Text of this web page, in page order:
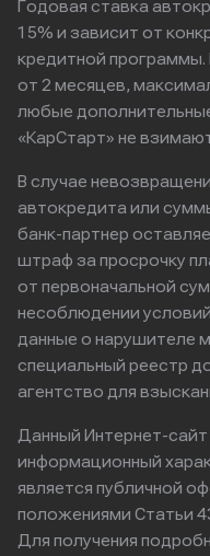
Годовая ставка
15% и зависит от
кредитной
от 2 месяцев,
любые
«КарСтарт» не
В случае
автокредита или
банк-партнер
штраф за просрочку
от первоначальной
несоблюдении
данные о нарушителе
специальный реестр
агентство для
Данный Интернет-
информационный
является публичной
положениями Статьи
Для получения